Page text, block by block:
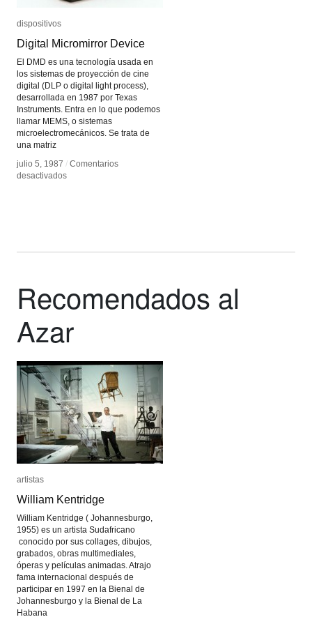
dispositivos
Digital Micromirror Device
El DMD es una tecnología usada en
los sistemas de proyección de cine
digital (DLP o digital light process),
desarrollada en 1987 por Texas
Instruments. Entra en lo que podemos
llamar MEMS, o sistemas
microelectromecánicos. Se trata de
una matriz
julio 5, 1987 / Comentarios
desactivadosen
dispositivos
Digital Micromirror Device
julio 5, 1987 / Comentarios
desactivadosen
Recomendados al
Azar
artistas
William Kentridge
William Kentridge ( Johannesburgo,
1955) es un artista Sudafricano
conocido por sus collages, dibujos,
grabados, obras multimediales,
óperas y películas animadas. Atrajo
fama internacional después de
participar en 1997 en la Bienal de
Johannesburgo y la Bienal de La
Habana
artistas
William Kentridge